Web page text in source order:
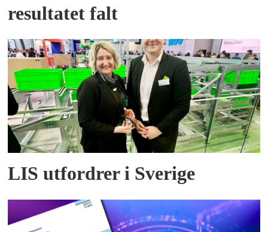
resultatet falt
LIS utfordrer i Sverige